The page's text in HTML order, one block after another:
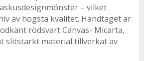
– vilket
av högsta kvalitet. Handtaget är
rödsvart Canvas- Micarta,
slitstarkt material tillverkat av